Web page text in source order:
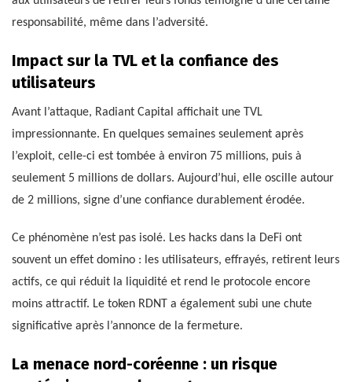
responsabilité, même dans l’adversité.
Impact sur la TVL et la confiance des
utilisateurs
Avant l’attaque, Radiant Capital affichait une TVL
impressionnante. En quelques semaines seulement après
l’exploit, celle-ci est tombée à environ 75 millions, puis à
seulement 5 millions de dollars. Aujourd’hui, elle oscille autour
de 2 millions, signe d’une confiance durablement érodée.
Ce phénomène n’est pas isolé. Les hacks dans la DeFi ont
souvent un effet domino : les utilisateurs, effrayés, retirent leurs
actifs, ce qui réduit la liquidité et rend le protocole encore
moins attractif. Le token RDNT a également subi une chute
significative après l’annonce de la fermeture.
La menace nord-coréenne : un risque